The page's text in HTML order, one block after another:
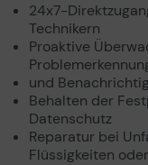
24x7-
Technikern
Proaktive
und
Behalten der
Datenschutz
Reparatur bei
Flüssigkeiten